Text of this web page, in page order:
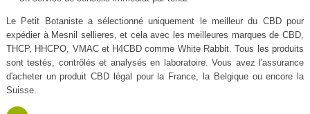
Le Petit Botaniste a sélectionné uniquement le meilleur du CBD pour
expédier à Mesnil sellieres, et cela avec les meilleures marques de CBD,
THCP, HHCPO, VMAC et H4CBD comme White Rabbit. Tous les produits
sont testés, contrôlés et analysés en laboratoire. Vous avez l'assurance
d'acheter un produit CBD légal pour la France, la Belgique ou encore la
Suisse.